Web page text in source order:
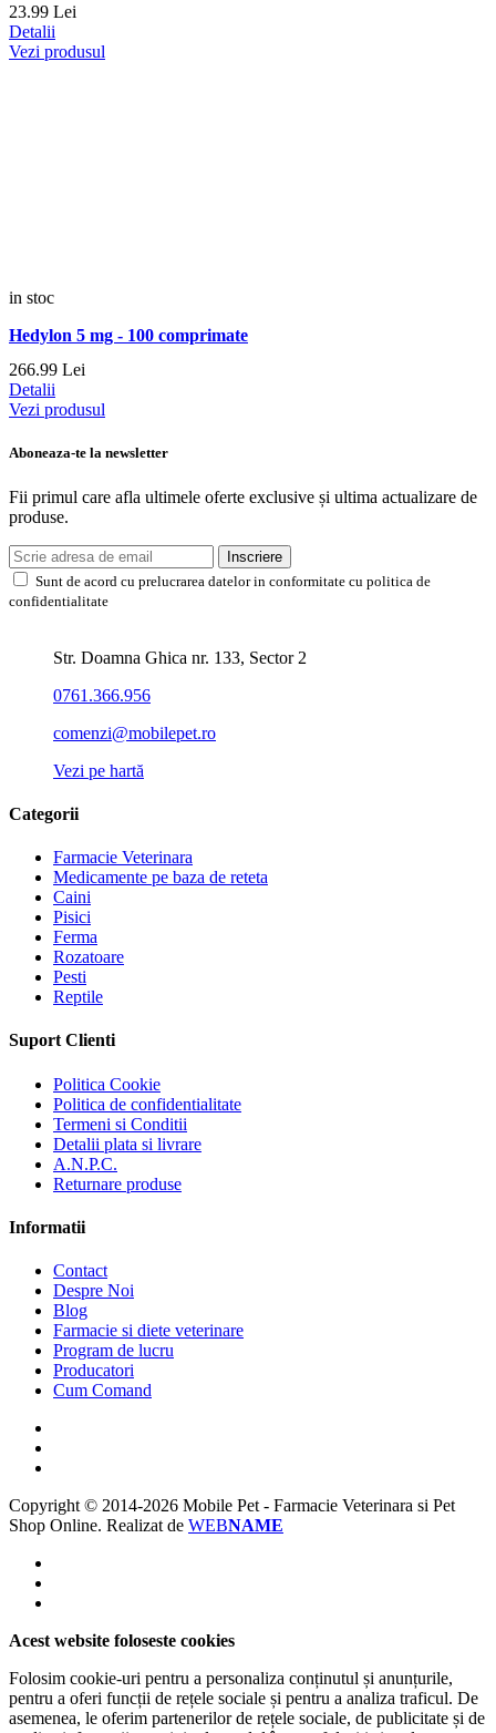
23.99 Lei
Detalii
Vezi produsul
in stoc
Hedylon 5 mg - 100 comprimate
266.99 Lei
Detalii
Vezi produsul
Aboneaza-te la newsletter
Fii primul care afla ultimele oferte exclusive și ultima actualizare de
produse.
Inscriere
Sunt de acord cu prelucrarea datelor in conformitate cu politica de
confidentialitate
Str. Doamna Ghica nr. 133, Sector 2
0761.366.956
comenzi@mobilepet.ro
Vezi pe hartă
Categorii
Farmacie Veterinara
Medicamente pe baza de reteta
Caini
Pisici
Ferma
Rozatoare
Pesti
Reptile
Suport Clienti
Politica Cookie
Politica de confidentialitate
Termeni si Conditii
Detalii plata si livrare
A.N.P.C.
Returnare produse
Informatii
Contact
Despre Noi
Blog
Farmacie si diete veterinare
Program de lucru
Producatori
Cum Comand
Copyright © 2014-2026 Mobile Pet - Farmacie Veterinara si Pet
Shop Online. Realizat de WEBNAME
Acest website foloseste cookies
Folosim cookie-uri pentru a personaliza conținutul și anunțurile,
pentru a oferi funcții de rețele sociale și pentru a analiza traficul. De
asemenea, le oferim partenerilor de rețele sociale, de publicitate și de